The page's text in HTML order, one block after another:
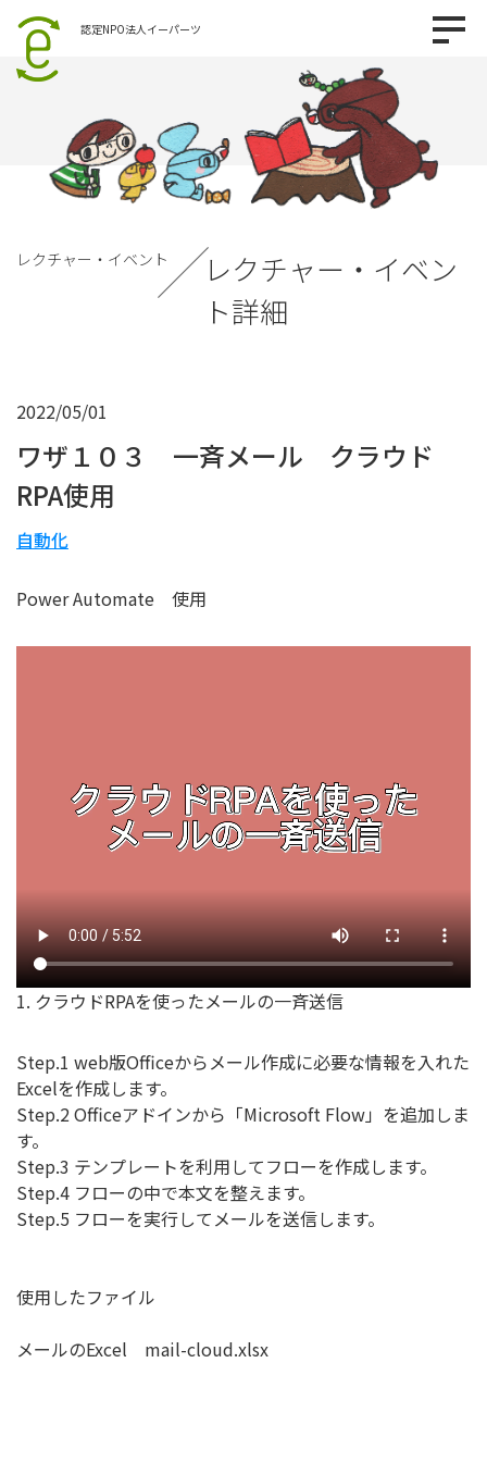
認定NPO法人イーパーツ
レクチャー・イベント
レクチャー・イベン
ト詳細
2022/05/01
ワザ１０３ 一斉メール クラウド
RPA使用
自動化
Power Automate 使用
1. クラウドRPAを使ったメールの一斉送信
Step.1 web版Officeからメール作成に必要な情報を入れた
Excelを作成します。
Step.2 Officeアドインから「Microsoft Flow」を追加しま
す。
Step.3 テンプレートを利用してフローを作成します。
Step.4 フローの中で本文を整えます。
Step.5 フローを実行してメールを送信します。
使用したファイル
メールのExcel mail-cloud.xlsx